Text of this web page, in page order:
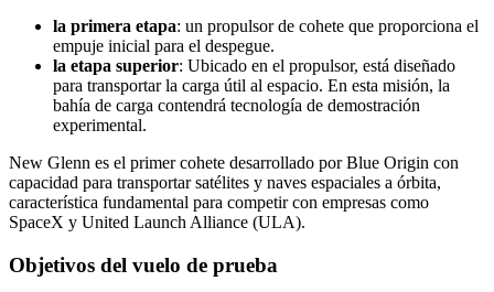
la primera etapa: un propulsor de cohete que proporciona el
empuje inicial para el despegue.
la etapa superior: Ubicado en el propulsor, está diseñado
para transportar la carga útil al espacio. En esta misión, la
bahía de carga contendrá tecnología de demostración
experimental.
New Glenn es el primer cohete desarrollado por Blue Origin con
capacidad para transportar satélites y naves espaciales a órbita,
característica fundamental para competir con empresas como
SpaceX y United Launch Alliance (ULA).
Objetivos del vuelo de prueba